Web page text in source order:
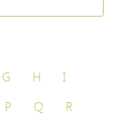
G H
I
P Q
R